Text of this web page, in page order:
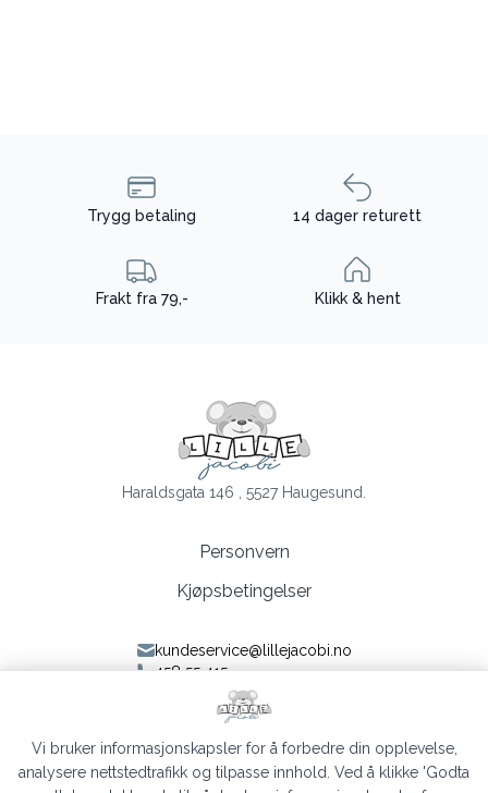
Trygg betaling 14 dager returett
Frakt fra 79,- Klikk & hent
Haraldsgata 146 , 5527 Haugesund.
Personvern
Kjøpsbetingelser
kundeservice@lillejacobi.no
458 55 415
Følg oss på Facebook
Følg oss på Instagram
Vi bruker informasjonskapsler for å forbedre din opplevelse,
analysere nettstedtrafikk og tilpasse innhold. Ved å klikke 'Godta